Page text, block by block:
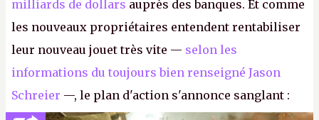
milliards de dollars auprès des banques. Et comme
les nouveaux propriétaires entendent rentabiliser
leur nouveau jouet très vite — selon les
informations du toujours bien renseigné Jason
Schreier —, le plan d'action s'annonce sanglant :